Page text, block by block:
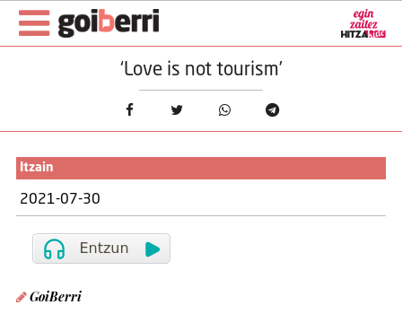
‘Love is not tourism’
Itzain
2021-07-30
GoiBerri